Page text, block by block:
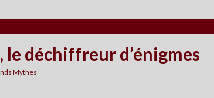
déchiffreur d’énigmes
Mythes